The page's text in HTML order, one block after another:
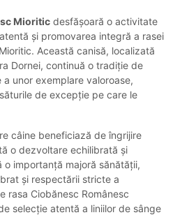
Mioritic desfășoară o activitate
și promovarea integră a rasei
Această canisă, localizată
Dornei, continuă o tradiție de
unor exemplare valoroase,
de excepție pe care le
câine beneficiază de îngrijire
o dezvoltare echilibrată și
o importanță majoră sănătății,
și respectării stricte a
rasa Ciobănesc Românesc
selecție atentă a liniilor de sânge